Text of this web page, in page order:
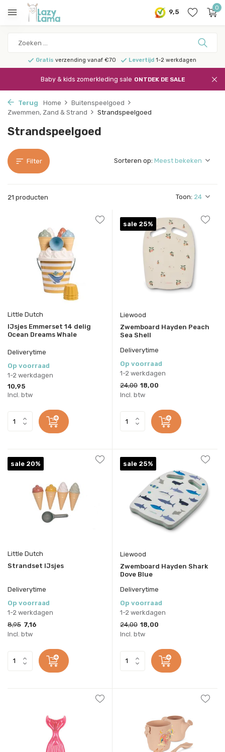
9,5
0
Gratis verzending vanaf €70 Levertijd1-2 werkdagen
Baby & kids zomerkleding sale ONTDEK DE SALE
Terug Home
Buitenspeelgoed
Zwemmen, Zand & Strand
Strandspeelgoed
Strandspeelgoed
Filter
21 producten Toon:
Sorteren op:
Little Dutch
IJsjes Emmerset 14 delig
Ocean Dreams Whale
Deliverytime
Op voorraad
1-2 werkdagen
10,95
Incl. btw
sale 25%
Liewood
Zwemboard Hayden Peach
Sea Shell
Deliverytime
Op voorraad
1-2 werkdagen
24,00 18,00
Incl. btw
sale 20%
Little Dutch
Strandset IJsjes
Deliverytime
Op voorraad
1-2 werkdagen
8,95 7,16
Incl. btw
sale 25%
Liewood
Zwemboard Hayden Shark
Dove Blue
Deliverytime
Op voorraad
1-2 werkdagen
24,00 18,00
Incl. btw